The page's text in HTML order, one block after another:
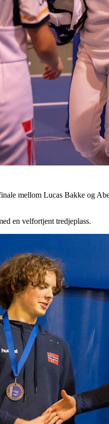
mellom Lucas Bakke og
en velfortjent tredjeplass.